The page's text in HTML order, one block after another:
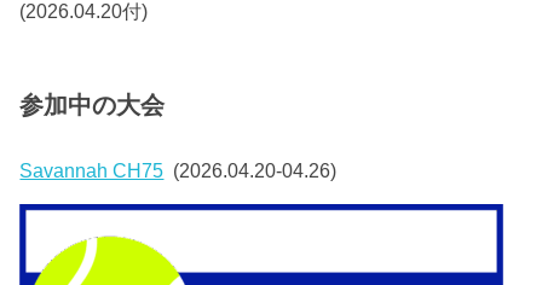
(2026.04.20付)
参加中の大会
Savannah CH75 (2026.04.20-04.26)